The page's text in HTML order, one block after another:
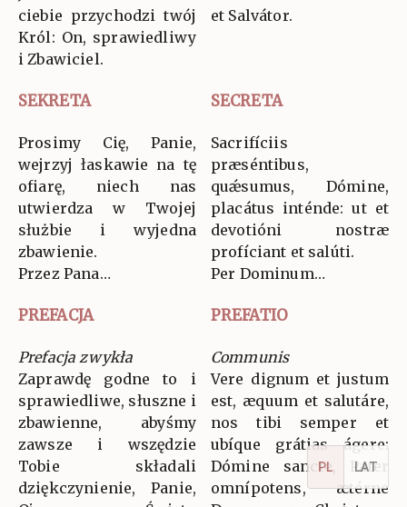
ciebie przychodzi twój
Król: On, sprawiedliwy
i Zbawiciel.
et Salvátor.
SEKRETA SECRETA
Prosimy Cię, Panie,
wejrzyj łaskawie na tę
ofiarę, niech nas
utwierdza w Twojej
służbie i wyjedna
zbawienie.
Przez Pana…
Sacrifíciis
præséntibus,
quǽsumus, Dómine,
placátus inténde: ut et
devotióni nostræ
profíciant et salúti.
Per Dominum…
PREFACJA PREFATIO
Prefacja zwykła
Zaprawdę godne to i
sprawiedliwe, słuszne i
zbawienne, abyśmy
zawsze i wszędzie
Tobie składali
dziękczynienie, Panie,
Communis
Vere dignum et justum
est, æquum et salutáre,
nos tibi semper et
ubíque grátias ágere:
Dómine sancte, Pater
omnípotens, ætérne
PL LAT